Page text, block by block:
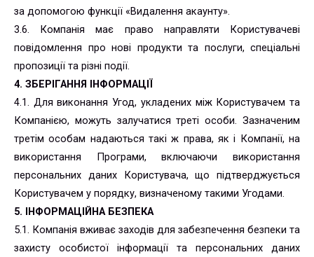
за допомогою функції «Видалення акаунту».
3.6. Компанія має право направляти Користувачеві
повідомлення про нові продукти та послуги, спеціальні
пропозиції та різні події.
4. ЗБЕРІГАННЯ ІНФОРМАЦІЇ
4.1. Для виконання Угод, укладених між Користувачем та
Компанією, можуть залучатися треті особи. Зазначеним
третім особам надаються такі ж права, як і Компанії, на
використання Програми, включаючи використання
персональних даних Користувача, що підтверджується
Користувачем у порядку, визначеному такими Угодами.
5. ІНФОРМАЦІЙНА БЕЗПЕКА
5.1. Компанія вживає заходів для забезпечення безпеки та
захисту особистої інформації та персональних даних